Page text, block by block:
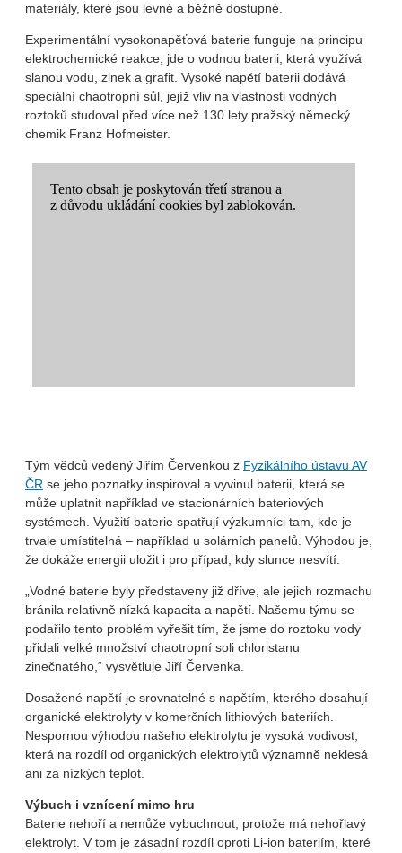
materiály, které jsou levné a běžně dostupné.
Experimentální vysokonapěťová baterie funguje na principu
elektrochemické reakce, jde o vodnou baterii, která využívá
slanou vodu, zinek a grafit. Vysoké napětí baterii dodává
speciální chaotropní sůl, jejíž vliv na vlastnosti vodných
roztoků studoval před více než 130 lety pražský německý
chemik Franz Hofmeister.
Tým vědců vedený Jiřím Červenkou z Fyzikálního ústavu AV
ČR se jeho poznatky inspiroval a vyvinul baterii, která se
může uplatnit například ve stacionárních bateriových
systémech. Využití baterie spatřují výzkumníci tam, kde je
trvale umístitelná – například u solárních panelů. Výhodou je,
že dokáže energii uložit i pro případ, kdy slunce nesvítí.
„Vodné baterie byly představeny již dříve, ale jejich rozmachu
bránila relativně nízká kapacita a napětí. Našemu týmu se
podařilo tento problém vyřešit tím, že jsme do roztoku vody
přidali velké množství chaotropní soli chloristanu
zinečnatého,“ vysvětluje Jiří Červenka.
Dosažené napětí je srovnatelné s napětím, kterého dosahují
organické elektrolyty v komerčních lithiových bateriích.
Nespornou výhodou našeho elektrolytu je vysoká vodivost,
která na rozdíl od organických elektrolytů významně neklesá
ani za nízkých teplot.
Výbuch i vznícení mimo hru
Baterie nehoří a nemůže vybuchnout, protože má nehořlavý
elektrolyt. V tom je zásadní rozdíl oproti Li-ion bateriím, které